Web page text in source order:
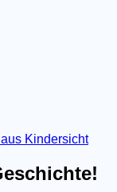
Kindersicht